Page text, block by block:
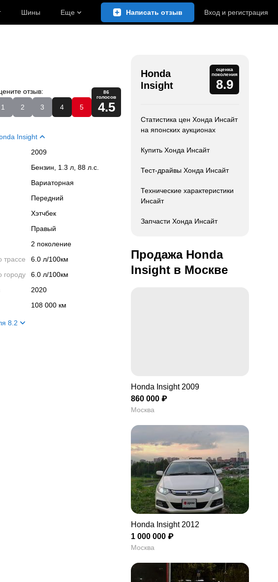
Шины Еще Написать отзыв Вход и регистрация
отзыв:
1
2 3 4 5
86
голосов
4.5
Insight
2009
Бензин, 1.3 л, 88 л.с.
Вариаторная
Передний
Хэтчбек
Правый
2 поколение
трассе
6.0 л/100км
городу
6.0 л/100км
2020
108 000 км
8.2
Honda
Insight
оценка
поколения
8.9
Статистика цен Хонда Инсайт
на японских аукционах
Купить Хонда Инсайт
Тест-драйвы Хонда Инсайт
Технические характеристики
Инсайт
Запчасти Хонда Инсайт
Продажа Honda
Insight в Москве
Honda Insight 2009
860 000 ₽
Москва
Honda Insight 2012
1 000 000 ₽
Москва